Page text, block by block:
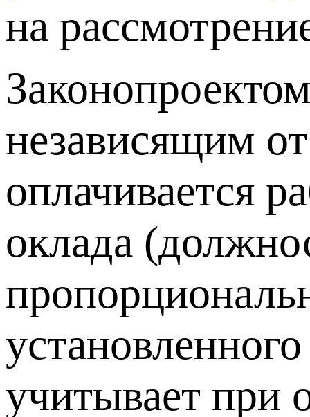
на
независящим
оплачивается
оклада
учитывает при